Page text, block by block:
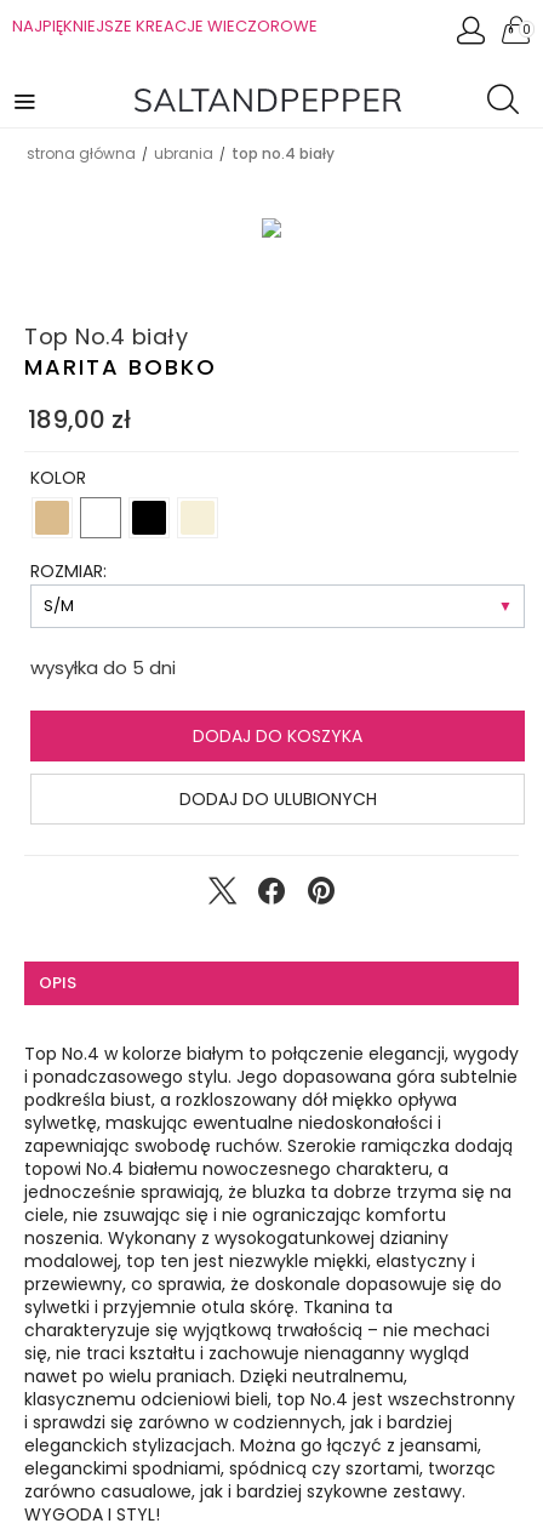
NAJPIĘKNIEJSZE KREACJE WIECZOROWE 0
strona główna / ubrania / top no.4 biały
Top No.4 biały
MARITA BOBKO
189,00 zł
KOLOR
ROZMIAR:
wysyłka do 5 dni
DODAJ DO KOSZYKA
DODAJ DO ULUBIONYCH
OPIS
Top No.4 w kolorze białym to połączenie elegancji, wygody
i ponadczasowego stylu. Jego dopasowana góra subtelnie
podkreśla biust, a rozkloszowany dół miękko opływa
sylwetkę, maskując ewentualne niedoskonałości i
zapewniając swobodę ruchów. Szerokie ramiączka dodają
topowi No.4 białemu nowoczesnego charakteru, a
jednocześnie sprawiają, że bluzka ta dobrze trzyma się na
ciele, nie zsuwając się i nie ograniczając komfortu
noszenia. Wykonany z wysokogatunkowej dzianiny
modalowej, top ten jest niezwykle miękki, elastyczny i
przewiewny, co sprawia, że doskonale dopasowuje się do
sylwetki i przyjemnie otula skórę. Tkanina ta
charakteryzuje się wyjątkową trwałością – nie mechaci
się, nie traci kształtu i zachowuje nienaganny wygląd
nawet po wielu praniach. Dzięki neutralnemu,
klasycznemu odcieniowi bieli, top No.4 jest wszechstronny
i sprawdzi się zarówno w codziennych, jak i bardziej
eleganckich stylizacjach. Można go łączyć z jeansami,
eleganckimi spodniami, spódnicą czy szortami, tworząc
zarówno casualowe, jak i bardziej szykowne zestawy.
WYGODA I STYL!